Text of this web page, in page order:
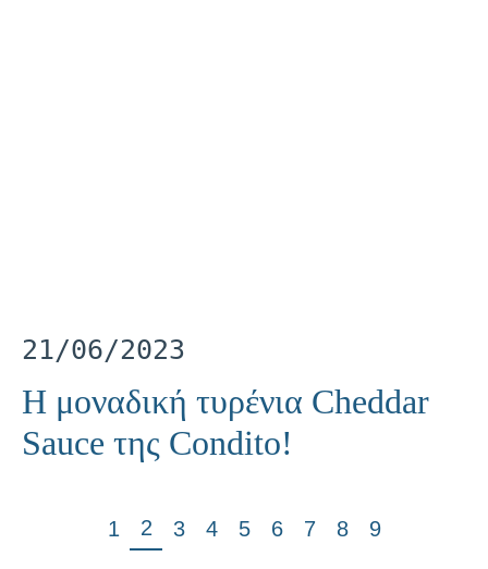
21/06/2023
Η μοναδική τυρένια Cheddar
Sauce της Condito!
1 2 3 4 5 6 7 8 9